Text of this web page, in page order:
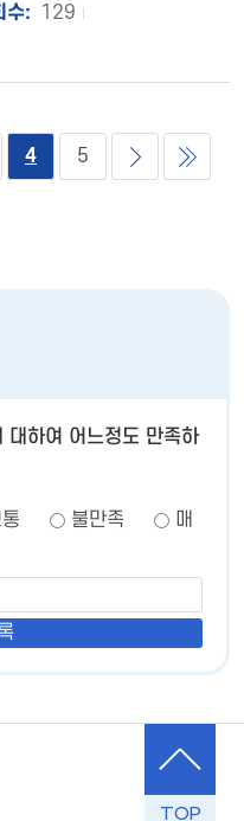
129
4 5
대하여 어느정도 만족하
불만족
매
TOP